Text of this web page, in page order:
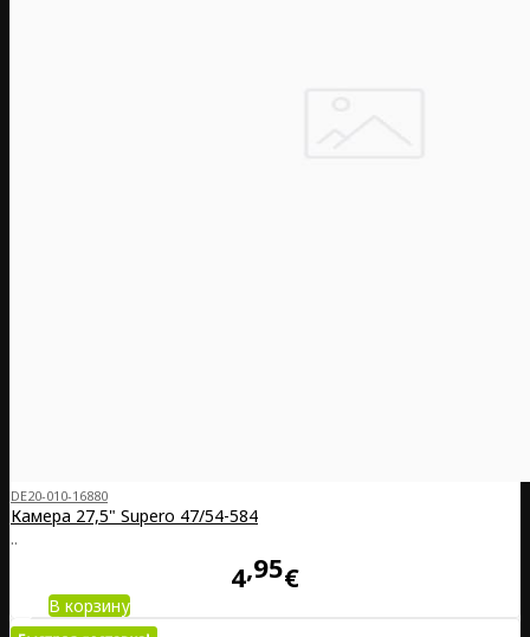
DE20-010-16880
Камера 27,5" Supero 47/54-584
..
4 95€
В корзину